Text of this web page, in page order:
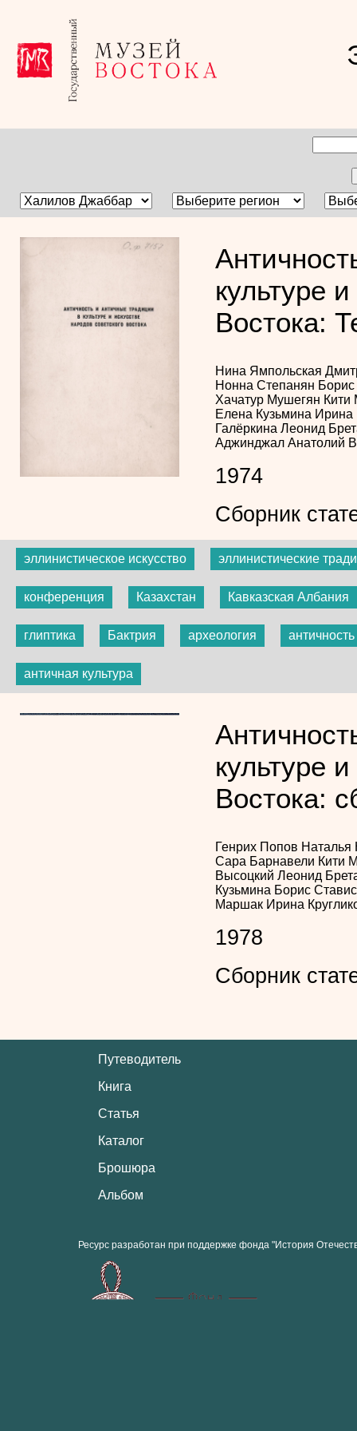
культуре
Востока:
Нина Ямпольская
Нонна Степанян
Хачатур Мушегян Кити
Елена Кузьмина Ирина
Галёркина Леонид
Аджинджал Анатолий
1974
Сборник
эллинистическое искусство эллинистические
конференция Казахстан Кавказская Албания
глиптика Бактрия археология античность
античная культура
культуре
Востока:
Генрих Попов Наталья
Сара Барнавели Кити
Высоцкий Леонид
Кузьмина Борис
Маршак Ирина
1978
Сборник
Путеводитель
Книга
Статья
Каталог
Брошюра
Альбом
Ресурс разработан при поддержке фонда "История